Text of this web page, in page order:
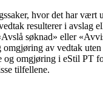
hvor det har vært
resulterer i avslag
søknad» eller
omgjøring av vedtak
og omgjøring i eStil PT
tilfellene.